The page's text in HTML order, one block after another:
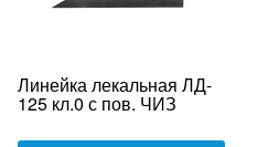
Линейка лекальная ЛД-
125 кл.0 с пов. ЧИЗ